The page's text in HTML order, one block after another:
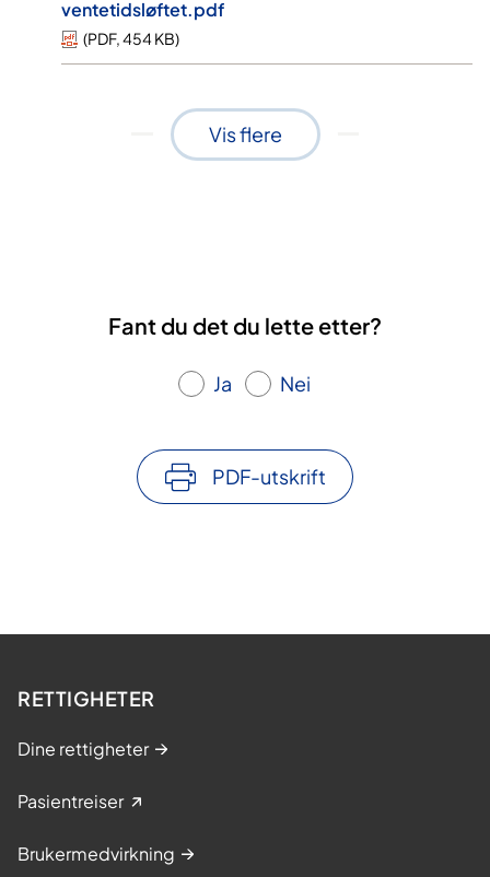
ventetidsløftet.pdf
(PDF,454 KB)
Vis flere
Fant du det du lette etter?
Ja Nei
PDF-utskrift
RETTIGHETER
Dine rettigheter
Pasientreiser
Brukermedvirkning